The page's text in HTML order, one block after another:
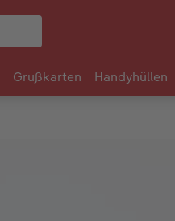
Grußkarten Handyhüllen